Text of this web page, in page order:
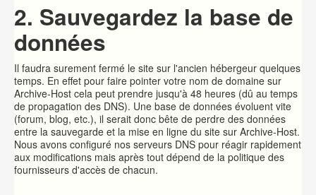
2. Sauvegardez la base de
données
Il faudra surement fermé le site sur l'ancien hébergeur quelques
temps. En effet pour faire pointer votre nom de domaine sur
Archive-Host cela peut prendre jusqu'à 48 heures (dû au temps
de propagation des DNS). Une base de données évoluent vite
(forum, blog, etc.), il serait donc bête de perdre des données
entre la sauvegarde et la mise en ligne du site sur Archive-Host.
Nous avons configuré nos serveurs DNS pour réagir rapidement
aux modifications mais après tout dépend de la politique des
fournisseurs d'accès de chacun.